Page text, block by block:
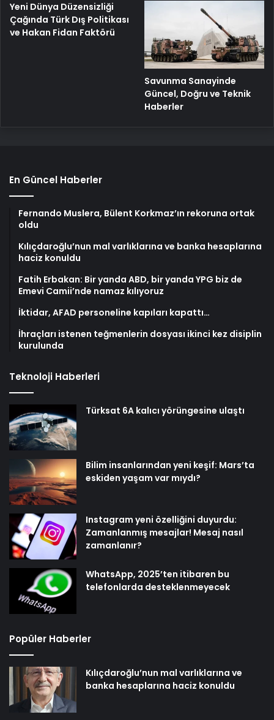
Yeni Dünya Düzensizliği
Çağında Türk Dış Politikası
ve Hakan Fidan Faktörü
Savunma Sanayinde
Güncel, Doğru ve Teknik
Haberler
En Güncel Haberler
Fernando Muslera, Bülent Korkmaz’ın rekoruna ortak
oldu
Kılıçdaroğlu’nun mal varlıklarına ve banka hesaplarına
haciz konuldu
Fatih Erbakan: Bir yanda ABD, bir yanda YPG biz de
Emevi Camii’nde namaz kılıyoruz
İktidar, AFAD personeline kapıları kapattı…
İhraçları istenen teğmenlerin dosyası ikinci kez disiplin
kurulunda
Teknoloji Haberleri
Türksat 6A kalıcı yörüngesine ulaştı
Bilim insanlarından yeni keşif: Mars’ta
eskiden yaşam var mıydı?
Instagram yeni özelliğini duyurdu:
Zamanlanmış mesajlar! Mesaj nasıl
zamanlanır?
WhatsApp, 2025’ten itibaren bu
telefonlarda desteklenmeyecek
Popüler Haberler
Kılıçdaroğlu’nun mal varlıklarına ve
banka hesaplarına haciz konuldu